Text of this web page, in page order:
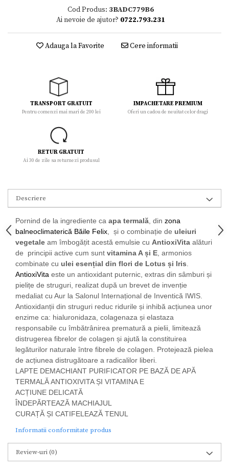
Cod Produs: 3BADC779B6
Ai nevoie de ajutor? 0722.793.231
Adauga la Favorite Cere informatii
TRANSPORT GRATUIT
Pentru comenzi mai mari de 200 lei
IMPACHETARE PREMIUM
Oferi un cadou de neuitat celor dragi
RETUR GRATUIT
Ai 30 de zile sa returnezi produsul
Descriere
Pornind de la ingrediente ca apa termală , din zona
balneoclimaterică Băile Felix , și o combinație de uleiuri
vegetale am îmbogățit acestă emulsie cu AntioxiVita alături
de principii active cum sunt vitamina A și E , armonios
combinate cu ulei esențial din flori de Lotus și Iris
AntioxiVita este un antioxidant puternic, extras din sâmburi și
pielițe de struguri, realizat după un brevet de invenție
medaliat cu Aur la Salonul Internațional de Inventică IWIS.
Antioxidanții din struguri reduc ridurile și inhibă acțiunea unor
enzime ca: hialuronidaza, colagenaza și elastaza
responsabile cu îmbătrânirea prematură a pielii, limitează
distrugerea fibrelor de colagen și ajută la constituirea
legăturilor naturale între fibrele de colagen. Protejează pielea
de acțiunea distrugătoare a radicalilor liberi.
LAPTE DEMACHIANT PURIFICATOR PE BAZĂ DE APĂ
TERMALĂ ANTIOXIVITA ȘI VITAMINA E
ACȚIUNE DELICATĂ
ÎNDEPĂRTEAZĂ MACHIAJUL
CURAȚĂ ȘI CATIFELEAZĂ TENUL
Informatii conformitate produs
Review-uri(0)